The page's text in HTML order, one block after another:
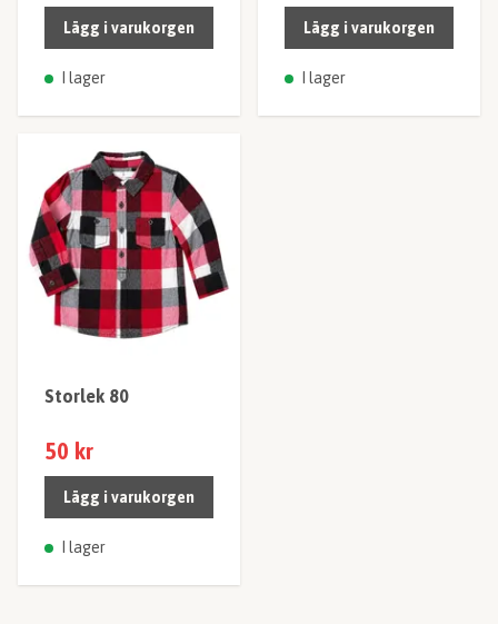
Lägg i varukorgen
I lager
Lägg i varukorgen
I lager
Storlek 80
50 kr
Lägg i varukorgen
I lager